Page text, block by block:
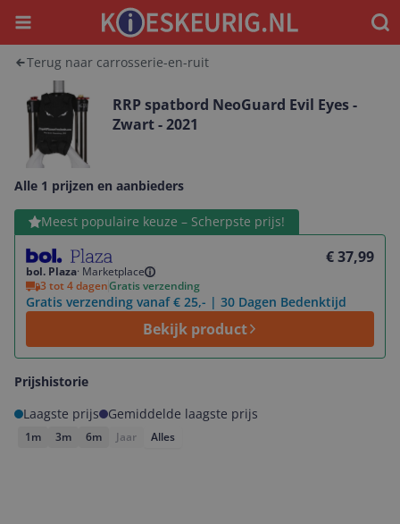
Menu
Terug naar carrosserie-en-ruit
RRP spatbord NeoGuard Evil Eyes -
Zwart - 2021
Alle 1 prijzen en aanbieders
Meest populaire keuze – Scherpste prijs!
bol. Plaza· Marketplace
€ 37,99
3 tot 4 dagenGratis verzending
Gratis verzending vanaf € 25,- | 30 Dagen Bedenktijd
Bekijk product
Bekijk product
Prijshistorie
Laagste prijs
Gemiddelde laagste prijs
1m 3m 6m Jaar Alles